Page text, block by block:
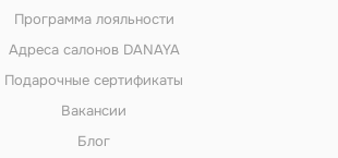
Программа лояльности
Адреса салонов DANAYA
Подарочные сертификаты
Вакансии
Блог